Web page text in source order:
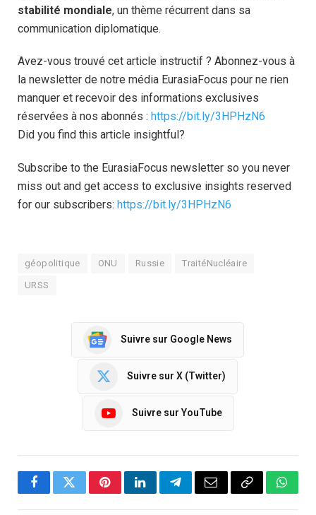
stabilité mondiale, un thème récurrent dans sa
communication diplomatique.
Avez-vous trouvé cet article instructif ? Abonnez-vous à
la newsletter de notre média EurasiaFocus pour ne rien
manquer et recevoir des informations exclusives
réservées à nos abonnés : https://bit.ly/3HPHzN6
Did you find this article insightful?
Subscribe to the EurasiaFocus newsletter so you never
miss out and get access to exclusive insights reserved
for our subscribers: https://bit.ly/3HPHzN6
géopolitique ONU Russie TraitéNucléaire
URSS
Suivre sur Google News
Suivre sur X (Twitter)
Suivre sur YouTube
FacebookTwitterPinterestLinkedInTelegramEmail Copy